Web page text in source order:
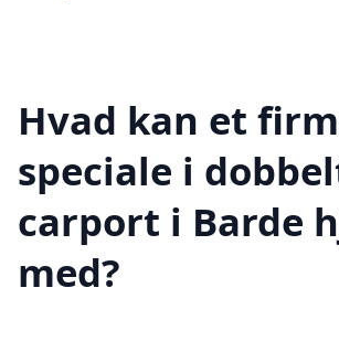
Hvad kan et
speciale i
carport i Barde
med?